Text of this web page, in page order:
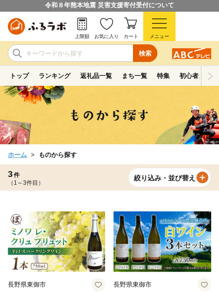
令和８年熊本地震 災害支援寄付受付について
検索
上限額 お気に入り カート メニュー
トップ ランキング 返礼品一覧 まち一覧 特集 初心者ガイド
ホーム ものから探す
3件
（1～3件目）
絞り込み・並び替え
長野県東御市 長野県東御市